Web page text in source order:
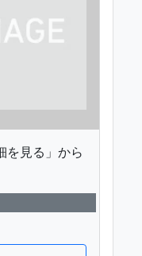
を見る」から